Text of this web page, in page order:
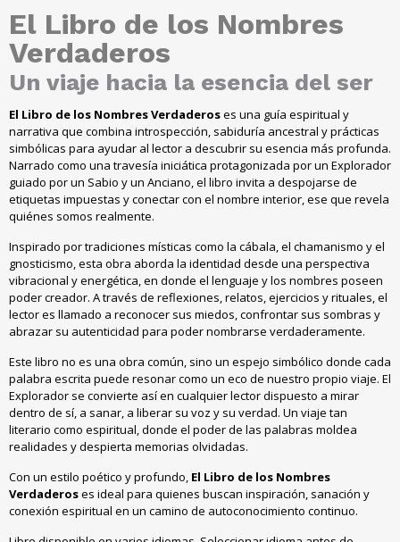
El Libro de los Nombres
Verdaderos
Un viaje hacia la esencia del ser
El Libro de los Nombres Verdaderoses una guía espiritual y
narrativa que combina introspección, sabiduría ancestral y prácticas
simbólicas para ayudar al lector a descubrir su esencia más profunda.
Narrado como una travesía iniciática protagonizada por un Explorador
guiado por un Sabio y un Anciano, el libro invita a despojarse de
etiquetas impuestas y conectar con el nombre interior, ese que revela
quiénes somos realmente.
Inspirado por tradiciones místicas como la cábala, el chamanismo y el
gnosticismo, esta obra aborda la identidad desde una perspectiva
vibracional y energética, en donde el lenguaje y los nombres poseen
poder creador. A través de reflexiones, relatos, ejercicios y rituales, el
lector es llamado a reconocer sus miedos, confrontar sus sombras y
abrazar su autenticidad para poder nombrarse verdaderamente.
Este libro no es una obra común, sino un espejo simbólico donde cada
palabra escrita puede resonar como un eco de nuestro propio viaje. El
Explorador se convierte así en cualquier lector dispuesto a mirar
dentro de sí, a sanar, a liberar su voz y su verdad. Un viaje tan
literario como espiritual, donde el poder de las palabras moldea
realidades y despierta memorias olvidadas.
Con un estilo poético y profundo, El Libro de los Nombres
Verdaderoses ideal para quienes buscan inspiración, sanación y
conexión espiritual en un camino de autoconocimiento continuo.